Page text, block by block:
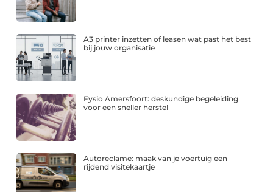
A3 printer inzetten of leasen wat past het best
bij jouw organisatie
Fysio Amersfoort: deskundige begeleiding
voor een sneller herstel
Autoreclame: maak van je voertuig een
rijdend visitekaartje